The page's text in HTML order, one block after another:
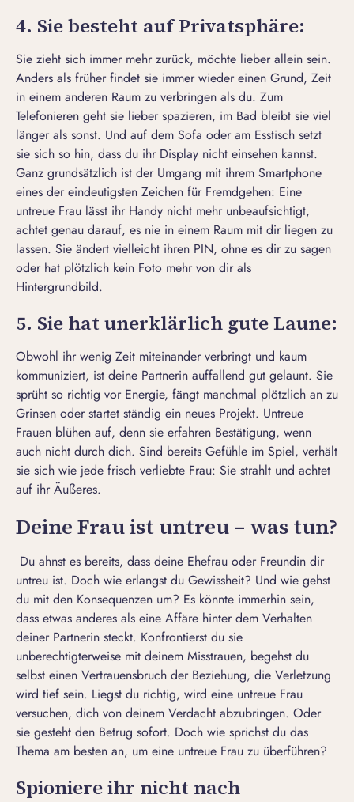
4. Sie besteht auf Privatsphäre:
Sie zieht sich immer mehr zurück, möchte lieber allein sein.
Anders als früher findet sie immer wieder einen Grund, Zeit
in einem anderen Raum zu verbringen als du. Zum
Telefonieren geht sie lieber spazieren, im Bad bleibt sie viel
länger als sonst. Und auf dem Sofa oder am Esstisch setzt
sie sich so hin, dass du ihr Display nicht einsehen kannst.
Ganz grundsätzlich ist der Umgang mit ihrem Smartphone
eines der eindeutigsten Zeichen für Fremdgehen: Eine
untreue Frau lässt ihr Handy nicht mehr unbeaufsichtigt,
achtet genau darauf, es nie in einem Raum mit dir liegen zu
lassen. Sie ändert vielleicht ihren PIN, ohne es dir zu sagen
oder hat plötzlich kein Foto mehr von dir als
Hintergrundbild.
5. Sie hat unerklärlich gute Laune:
Obwohl ihr wenig Zeit miteinander verbringt und kaum
kommuniziert, ist deine Partnerin auffallend gut gelaunt. Sie
sprüht so richtig vor Energie, fängt manchmal plötzlich an zu
Grinsen oder startet ständig ein neues Projekt. Untreue
Frauen blühen auf, denn sie erfahren Bestätigung, wenn
auch nicht durch dich. Sind bereits Gefühle im Spiel, verhält
sie sich wie jede frisch verliebte Frau: Sie strahlt und achtet
auf ihr Äußeres.
Deine Frau ist untreu – was tun?
Du ahnst es bereits, dass deine Ehefrau oder Freundin dir
untreu ist. Doch wie erlangst du Gewissheit? Und wie gehst
du mit den Konsequenzen um? Es könnte immerhin sein,
dass etwas anderes als eine Affäre hinter dem Verhalten
deiner Partnerin steckt. Konfrontierst du sie
unberechtigterweise mit deinem Misstrauen, begehst du
selbst einen Vertrauensbruch der Beziehung, die Verletzung
wird tief sein. Liegst du richtig, wird eine untreue Frau
versuchen, dich von deinem Verdacht abzubringen. Oder
sie gesteht den Betrug sofort. Doch wie sprichst du das
Thema am besten an, um eine untreue Frau zu überführen?
Spioniere ihr nicht nach